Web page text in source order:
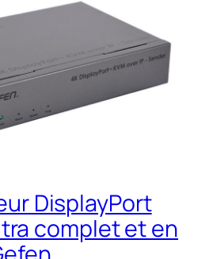
DisplayPort
complet et en